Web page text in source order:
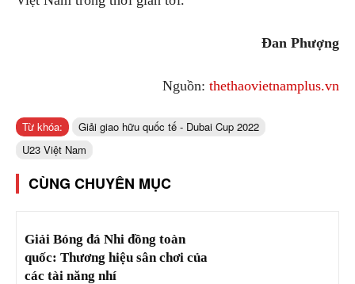
Đan Phượng
Nguồn: thethaovietnamplus.vn
Từ khóa:
Giải giao hữu quốc tế - Dubai Cup 2022
U23 Việt Nam
CÙNG CHUYÊN MỤC
Giải Bóng đá Nhi đồng toàn
quốc: Thương hiệu sân chơi của
các tài năng nhí